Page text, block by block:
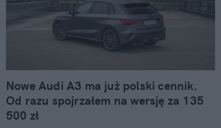
Nowe Audi A3 ma już polski cennik.
Od razu spojrzałem na wersję za 135
500 zł